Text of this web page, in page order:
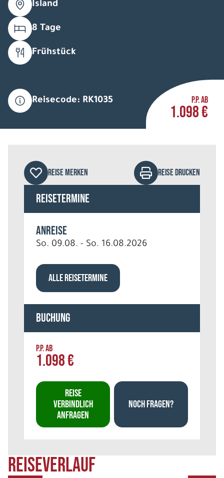
Island
8 Tage
Frühstück
Reisecode: RK1035 P.P. AB
1.098 €
REISEVERLAUF
REISE MERKEN REISE DRUCKEN
Reisetermine
Anreise
So. 09.08. - So. 16.08.2026
ALLE REISETERMINE
Buchung
P.P. AB
1.098 €
REISE
VERBINDLICH
ANFRAGEN
NOCH FRAGEN?